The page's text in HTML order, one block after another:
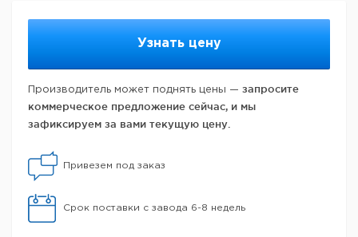
Узнать цену
Производитель может поднять цены — запросите
коммерческое предложение сейчас, и мы
зафиксируем за вами текущую цену.
Привезем под заказ
Срок поставки с завода 6-8 недель